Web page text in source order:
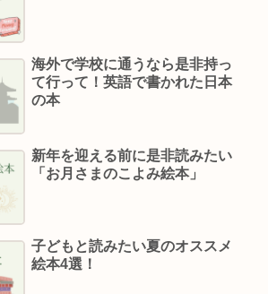
海外で学校に通うなら是非持っ
て行って！英語で書かれた日本
の本
新年を迎える前に是非読みたい
「お月さまのこよみ絵本」
子どもと読みたい夏のオススメ
絵本4選！